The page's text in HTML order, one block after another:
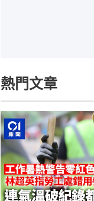
熱門文章